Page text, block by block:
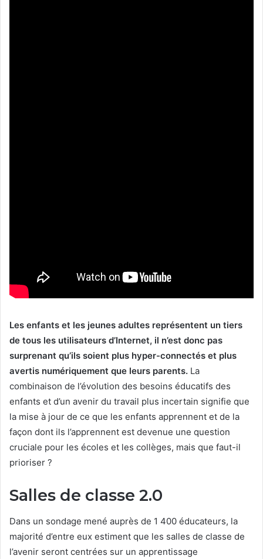
Les enfants et les jeunes adultes représentent un tiers
de tous les utilisateurs d’Internet, il n’est donc pas
surprenant qu’ils soient plus hyper-connectés et plus
avertis numériquement que leurs parents. La
combinaison de l’évolution des besoins éducatifs des
enfants et d’un avenir du travail plus incertain signifie que
la mise à jour de ce que les enfants apprennent et de la
façon dont ils l’apprennent est devenue une question
cruciale pour les écoles et les collèges, mais que faut-il
prioriser ?
Salles de classe 2.0
Dans un sondage mené auprès de 1 400 éducateurs, la
majorité d’entre eux estiment que les salles de classe de
l’avenir seront centrées sur un apprentissage